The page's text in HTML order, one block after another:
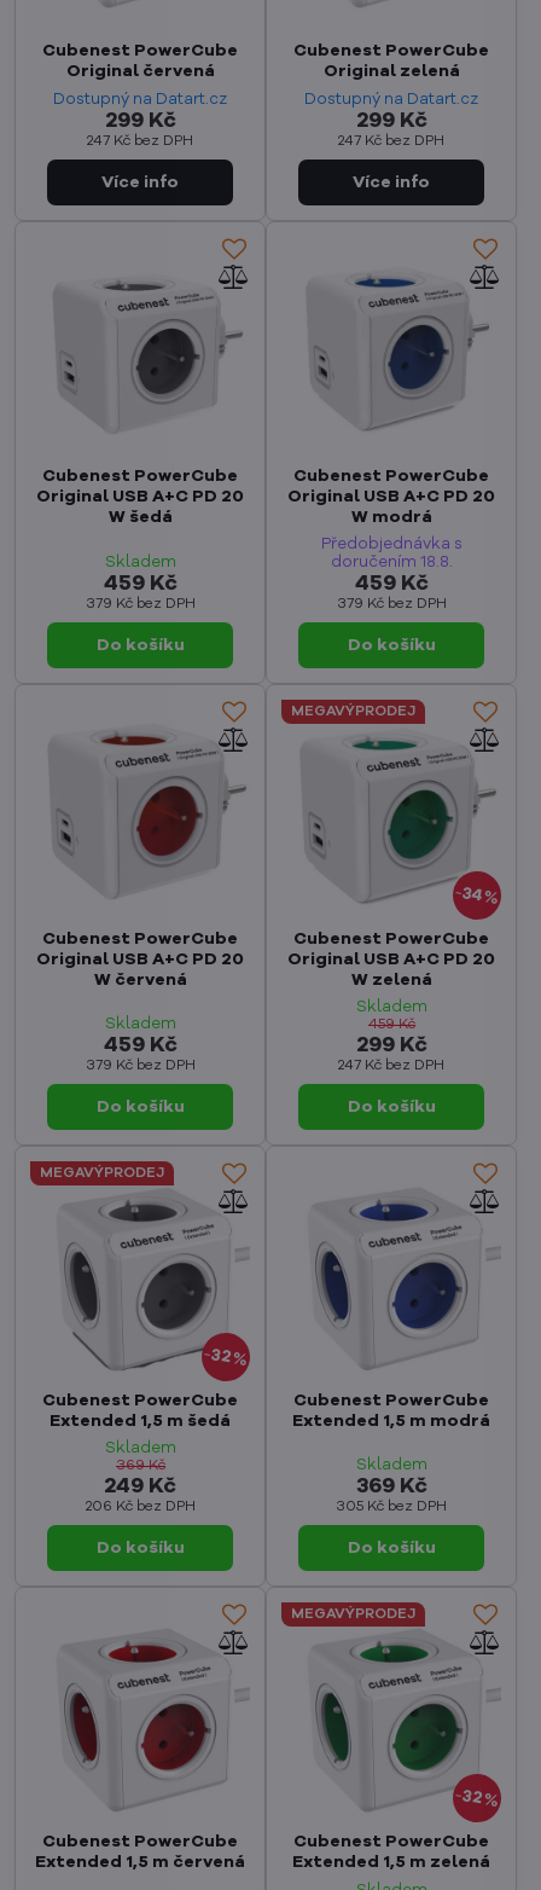
Cubenest PowerCube
Original červená
Dostupný na Datart.cz
299 Kč
247 Kč bez DPH
Cubenest PowerCube
Original zelená
Dostupný na Datart.cz
299 Kč
247 Kč bez DPH
Cubenest PowerCube
Original USB A+C PD 20
W šedá
Skladem
459 Kč
379 Kč bez DPH
Do košíku
Cubenest PowerCube
Original USB A+C PD 20
W modrá
Předobjednávka s
doručením 18.8.
459 Kč
379 Kč bez DPH
Do košíku
Cubenest PowerCube
Original USB A+C PD 20
W červená
Skladem
459 Kč
379 Kč bez DPH
Do košíku
34%
MEGAVÝPRODEJ
Cubenest PowerCube
Original USB A+C PD 20
W zelená
Skladem
299 Kč
247 Kč bez DPH
459 Kč
Do košíku
32%
MEGAVÝPRODEJ
Cubenest PowerCube
Extended 1,5 m šedá
Skladem
249 Kč
206 Kč bez DPH
369 Kč
Do košíku
Cubenest PowerCube
Extended 1,5 m modrá
Skladem
369 Kč
305 Kč bez DPH
Do košíku
Cubenest PowerCube
Extended 1,5 m červená
32%
MEGAVÝPRODEJ
Cubenest PowerCube
Extended 1,5 m zelená